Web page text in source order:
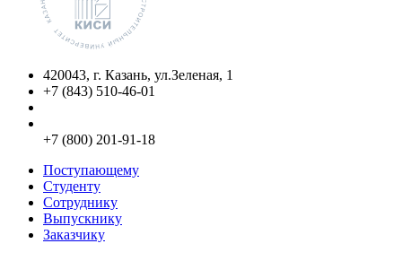
420043, г. Казань, ул.Зеленая, 1
+7 (843) 510-46-01
+7 (800) 201-91-18
Поступающему
Студенту
Сотруднику
Выпускнику
Заказчику